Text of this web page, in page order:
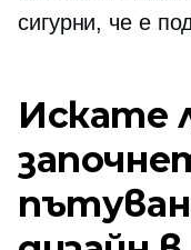
сигурни, че е
Искате